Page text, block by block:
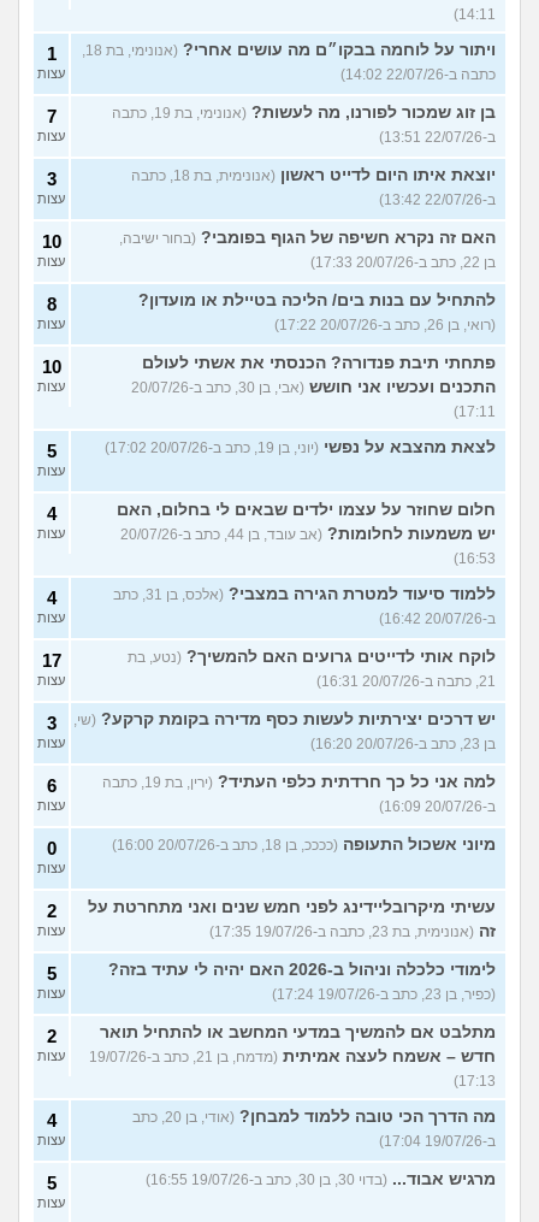
14:11)
ויתור על לוחמה בבקו״ם מה עושים אחרי?
כתבה ב-22/07/26 14:02)
1
עצות
בן זוג שמכור לפורנו, מה לעשות?
(אנונימי, בת 19, כתבה
ב-22/07/26 13:51)
7
עצות
יוצאת איתו היום לדייט ראשון
(אנונימית, בת 18, כתבה
ב-22/07/26 13:42)
3
עצות
האם זה נקרא חשיפה של הגוף בפומבי? (בחור ישיבה,
בן 22, כתב ב-20/07/26 17:33)
10
עצות
להתחיל עם בנות בים/ הליכה בטיילת או מועדון?
(רואי, בן 26, כתב ב-20/07/26 17:22)
8
עצות
פתחתי תיבת פנדורה? הכנסתי את אשתי לעולם
התכנים ועכשיו אני חושש
(אבי, בן 30, כתב ב-20/07/26
17:11)
10
עצות
לצאת מהצבא על נפשי (יוני, בן 19, כתב ב-20/07/26 17:02) 5
עצות
חלום שחוזר על עצמו ילדים שבאים לי בחלום, האם
יש משמעות לחלומות?
(אב עובד, בן 44, כתב ב-20/07/26
16:53)
4
עצות
ללמוד סיעוד למטרת הגירה במצבי?
(אלכס, בן 31, כתב
ב-20/07/26 16:42)
4
עצות
לוקח אותי לדייטים גרועים האם להמשיך? (נטע, בת
21, כתבה ב-20/07/26 16:31)
17
עצות
יש דרכים יצירתיות לעשות כסף מדירה בקומת קרקע? (שי,
בן 23, כתב ב-20/07/26 16:20)
3
עצות
למה אני כל כך חרדתית כלפי העתיד?
(ירין, בת 19, כתבה
ב-20/07/26 16:09)
6
עצות
מיוני אשכול התעופה (ככככ, בן 18, כתב ב-20/07/26 16:00) 0
עצות
עשיתי מיקרובליידינג לפני חמש שנים ואני מתחרטת על
זה (אנונימית, בת 23, כתבה ב-19/07/26 17:35)
2
עצות
לימודי כלכלה וניהול ב-2026 האם יהיה לי עתיד בזה?
(כפיר, בן 23, כתב ב-19/07/26 17:24)
5
עצות
מתלבט אם להמשיך במדעי המחשב או להתחיל תואר
חדש – אשמח לעצה אמיתית
(מדמח, בן 21, כתב ב-19/07/26
17:13)
2
עצות
מה הדרך הכי טובה ללמוד למבחן?
(אודי, בן 20, כתב
ב-19/07/26 17:04)
4
עצות
מרגיש אבוד... (בדוי 30, בן 30, כתב ב-19/07/26 16:55) 5
עצות